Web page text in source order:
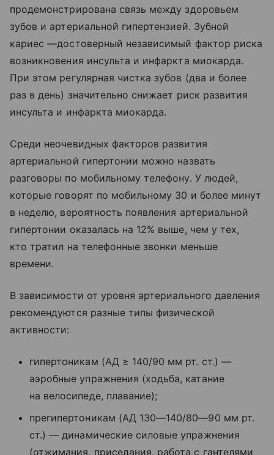
продемонстрирована связь между здоровьем
зубов и артериальной гипертензией. Зубной
кариес —достоверный независимый фактор риска
возникновения инсульта и инфаркта миокарда.
При этом регулярная чистка зубов (два и более
раз в день) значительно снижает риск развития
инсульта и инфаркта миокарда.
Среди неочевидных факторов развития
артериальной гипертонии можно назвать
разговоры по мобильному телефону. У людей,
которые говорят по мобильному 30 и более минут
в неделю, вероятность появления артериальной
гипертонии оказалась на 12% выше, чем у тех,
кто тратил на телефонные звонки меньше
времени.
В зависимости от уровня артериального давления
рекомендуются разные типы физической
активности:
гипертоникам (АД ≥ 140/90 мм рт. ст.) —
аэробные упражнения (ходьба, катание
на велосипеде, плавание);
прегипертоникам (АД 130—140/80—90 мм рт.
ст.) — динамические силовые упражнения
(отжимания, приседания, работа с гантелями